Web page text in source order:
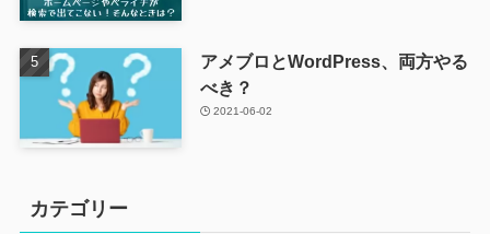
アメブロとWordPress、両方やる
べき？
2021-06-02
カテゴリー